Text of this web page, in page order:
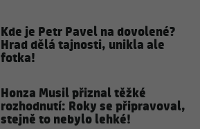
Kde je Petr Pavel na dovolené?
Hrad dělá tajnosti, unikla ale
fotka!
Honza Musil přiznal těžké
rozhodnutí: Roky se připravoval,
stejně to nebylo lehké!